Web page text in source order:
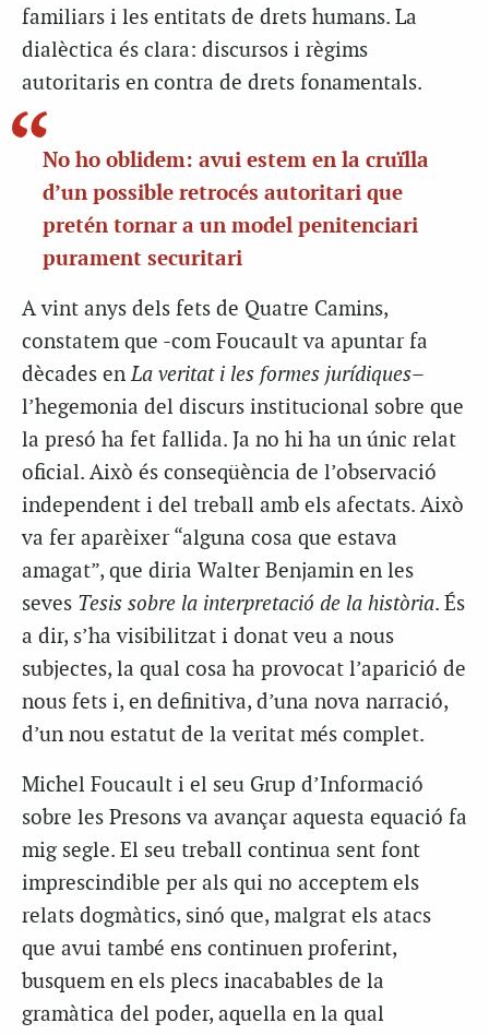
familiars i les entitats de drets humans. La
dialèctica és clara: discursos i règims
autoritaris en contra de drets fonamentals.
No ho oblidem: avui estem en la cruïlla
d’un possible retrocés autoritari que
pretén tornar a un model penitenciari
purament securitari
A vint anys dels fets de Quatre Camins,
constatem que -com Foucault va apuntar fa
dècades enLa veritat i les formes jurídiques–
l’hegemonia del discurs institucional sobre que
la presó ha fet fallida. Ja no hi ha un únic relat
oficial. Això és conseqüència de l’observació
independent i del treball amb els afectats. Això
va fer aparèixer “alguna cosa que estava
amagat”, que diria Walter Benjamin en les
seves Tesis sobre la interpretació de la història. És
a dir, s’ha visibilitzat i donat veu a nous
subjectes, la qual cosa ha provocat l’aparició de
nous fets i, en definitiva, d’una nova narració,
d’un nou estatut de la veritat més complet.
Michel Foucault i el seu Grup d’Informació
sobre les Presons va avançar aquesta equació fa
mig segle. El seu treball continua sent font
imprescindible per als qui no acceptem els
relats dogmàtics, sinó que, malgrat els atacs
que avui també ens continuen proferint,
busquem en els plecs inacabables de la
gramàtica del poder, aquella en la qual